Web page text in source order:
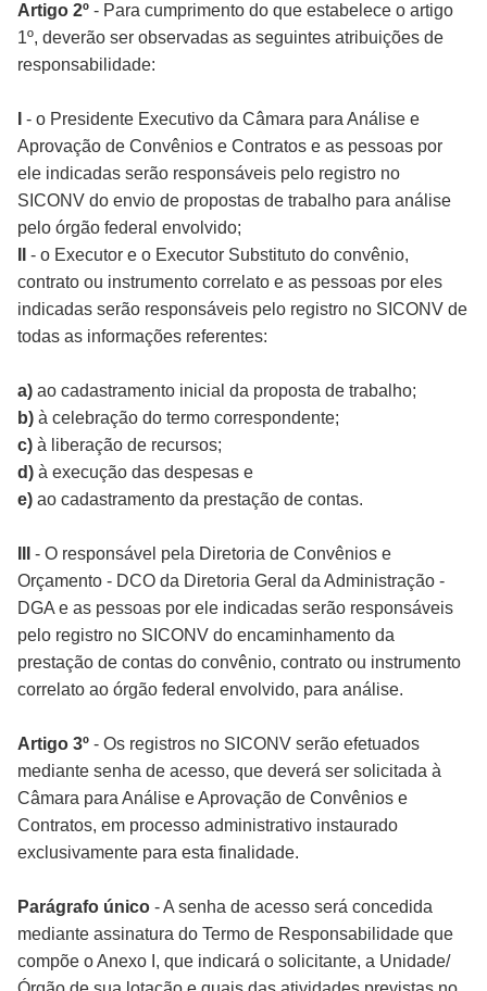
Artigo 2º - Para cumprimento do que estabelece o artigo
1º, deverão ser observadas as seguintes atribuições de
responsabilidade:
- o Presidente Executivo da Câmara para Análise e
Aprovação de Convênios e Contratos e as pessoas por
ele indicadas serão responsáveis pelo registro no
SICONV do envio de propostas de trabalho para análise
pelo órgão federal envolvido;
- o Executor e o Executor Substituto do convênio,
contrato ou instrumento correlato e as pessoas por eles
indicadas serão responsáveis pelo registro no SICONV de
todas as informações referentes:
a) ao cadastramento inicial da proposta de trabalho;
b) à celebração do termo correspondente;
c) à liberação de recursos;
d) à execução das despesas e
e) ao cadastramento da prestação de contas.
- O responsável pela Diretoria de Convênios e
Orçamento - DCO da Diretoria Geral da Administração -
DGA e as pessoas por ele indicadas serão responsáveis
pelo registro no SICONV do encaminhamento da
prestação de contas do convênio, contrato ou instrumento
correlato ao órgão federal envolvido, para análise.
Artigo 3º - Os registros no SICONV serão efetuados
mediante senha de acesso, que deverá ser solicitada à
Câmara para Análise e Aprovação de Convênios e
Contratos, em processo administrativo instaurado
exclusivamente para esta finalidade.
Parágrafo único - A senha de acesso será concedida
mediante assinatura do Termo de Responsabilidade que
compõe o Anexo I, que indicará o solicitante, a Unidade/